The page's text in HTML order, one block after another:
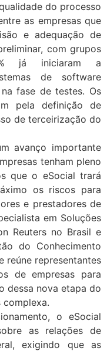
do processo
as empresas que
e adequação de
com grupos
já iniciaram a
de software
fase de testes. Os
pela definição de
de terceirização do
avanço importante
tenham pleno
que o eSocial trará
os riscos para
e prestadores de
em Soluções
Reuters no Brasil e
do Conhecimento
reúne representantes
de empresas para
dessa nova etapa do
complexa.
o eSocial
as relações de
exigindo que as